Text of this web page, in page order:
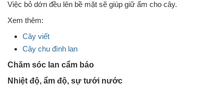
Việc bỏ dớn đều lên bề mặt sẽ giúp giữ ẩm cho cây.
Xem thêm:
Cây viết
Cây chu đình lan
Chăm sóc lan cẩm báo
Nhiệt độ, ẩm độ, sự tưới nước